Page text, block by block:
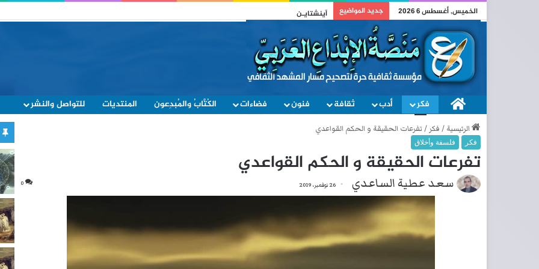
الخميس, أغسطس 6 2026 جديد المواضيع آينشتايـن
الصفحة الرئيسية
فكر أدب ثقافة فنون فضاءات الكُتَّابُ والمُبدِعون المنتديات للتواصل والنشر
الرئيسية / فكر / تفرعات الحقيقة و الحكم القواعدي
فكر فلسفة وأخلاق
تفرعات الحقيقة و الحكم القواعدي
سعد عطية الساعدي 26 نوفمبر، 2019 0